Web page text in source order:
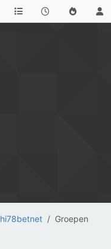
hi78betnet Groepen